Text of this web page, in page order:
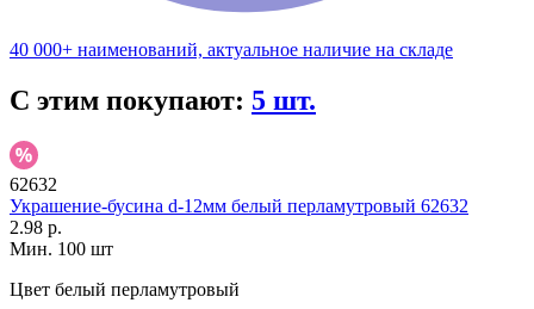
40 000+ наименований, актуальное наличие на складе
С этим покупают: 5 шт.
62632
Украшение-бусина d-12мм белый перламутровый 62632
2.98 р.
Мин. 100 шт
Цвет белый перламутровый